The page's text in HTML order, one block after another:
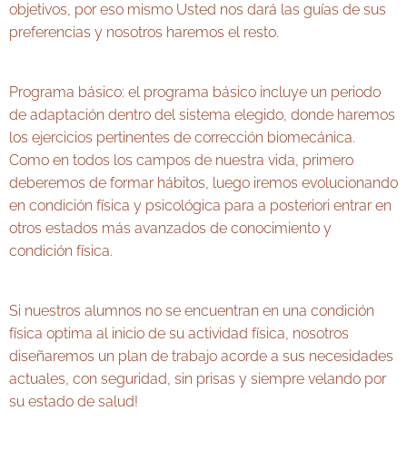
objetivos, por eso mismo Usted nos dará las guías de sus
preferencias y nosotros haremos el resto.
Programa básico: el programa básico incluye un periodo
de adaptación dentro del sistema elegido, donde haremos
los ejercicios pertinentes de corrección biomecánica.
Como en todos los campos de nuestra vida, primero
deberemos de formar hábitos, luego iremos evolucionando
en condición física y psicológica para a posteriori entrar en
otros estados más avanzados de conocimiento y
condición física.
Si nuestros alumnos no se encuentran en una condición
física optima al inicio de su actividad física, nosotros
diseñaremos un plan de trabajo acorde a sus necesidades
actuales, con seguridad, sin prisas y siempre velando por
su estado de salud!